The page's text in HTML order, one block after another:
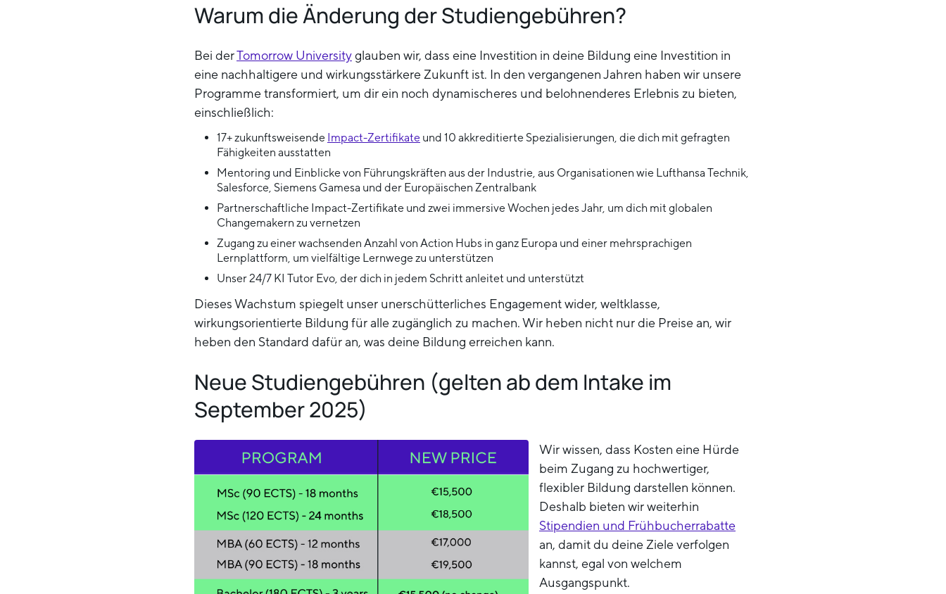
Warum die Änderung der Studiengebühren?
Bei derTomorrow Universityglauben wir, dass eine Investition in deine Bildung eine Investition in
eine nachhaltigere und wirkungsstärkere Zukunft ist. In den vergangenen Jahren haben wir unsere
Programme transformiert, um dir ein noch dynamischeres und belohnenderes Erlebnis zu bieten,
einschließlich:
17+ zukunftsweisende Impact-Zertifikate und 10 akkreditierte Spezialisierungen, die dich mit gefragten
Fähigkeiten ausstatten
Mentoring und Einblicke von Führungskräften aus der Industrie, aus Organisationen wie Lufthansa Technik,
Salesforce, Siemens Gamesa und der Europäischen Zentralbank
Partnerschaftliche Impact-Zertifikate und zwei immersive Wochen jedes Jahr, um dich mit globalen
Changemakern zu vernetzen
Zugang zu einer wachsenden Anzahl von Action Hubs in ganz Europa und einer mehrsprachigen
Lernplattform, um vielfältige Lernwege zu unterstützen
Unser 24/7 KI Tutor Evo, der dich in jedem Schritt anleitet und unterstützt
Dieses Wachstum spiegelt unser unerschütterliches Engagement wider, weltklasse,
wirkungsorientierte Bildung für alle zugänglich zu machen. Wir heben nicht nur die Preise an, wir
heben den Standard dafür an, was deine Bildung erreichen kann.
Neue Studiengebühren (gelten ab dem Intake im
September 2025)
Wir wissen, dass Kosten eine Hürde
beim Zugang zu hochwertiger,
flexibler Bildung darstellen können.
Deshalb bieten wir weiterhin
Stipendien und Frühbucherrabatte
an, damit du deine Ziele verfolgen
kannst, egal von welchem
Ausgangspunkt.